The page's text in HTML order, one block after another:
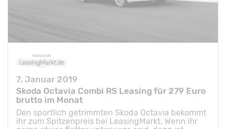
7. Januar 2019
Skoda Octavia Combi RS Leasing für 279 Euro
brutto im Monat
Den sportlich getrimmten Skoda Octavia bekommt
ihr zum Spitzenpreis bei LeasingMarkt. Wenn ihr